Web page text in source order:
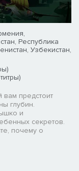
Республика
Узбекистан,
вам предстоит
глубин.
и
секретов.
почему о